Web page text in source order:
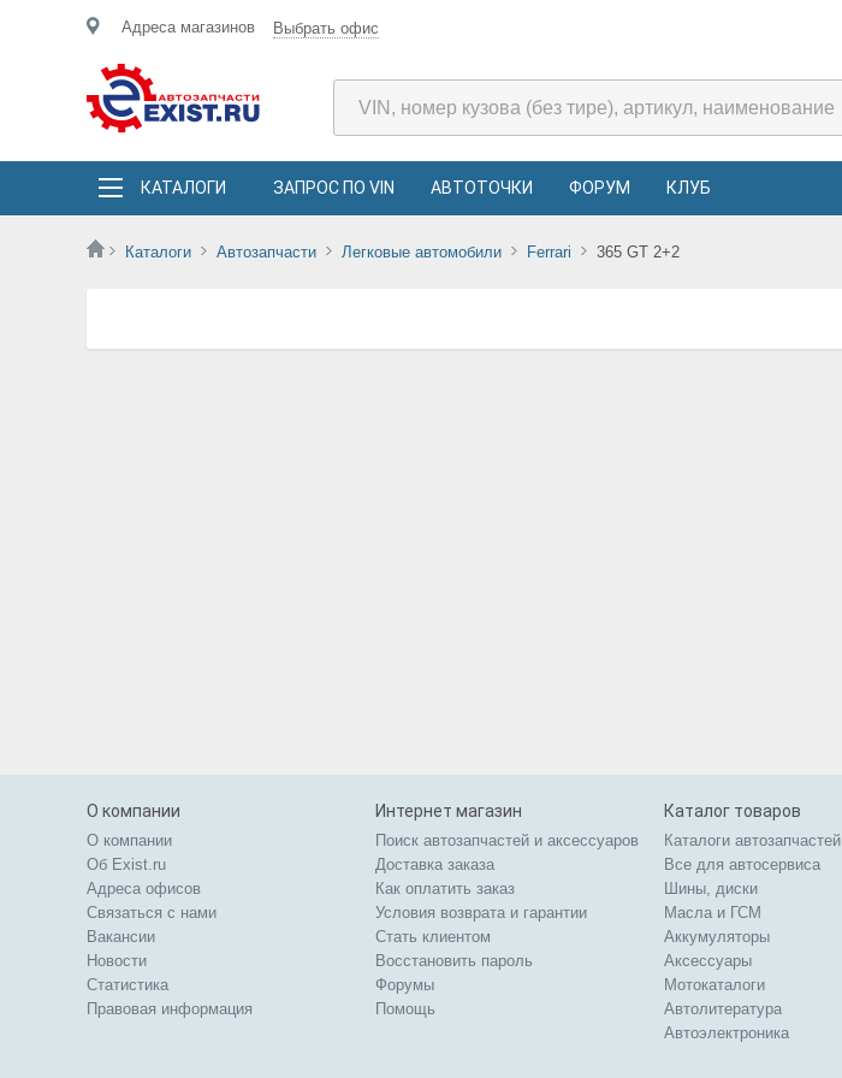
Адреса магазинов Выбрать офис
КАТАЛОГИ ЗАПРОС ПО VIN АВТОТОЧКИ ФОРУМ КЛУБ
Каталоги Автозапчасти Легковые автомобили Ferrari 365 GT 2+2
О компании
О компании
Об Exist.ru
Адреса офисов
Связаться с нами
Вакансии
Новости
Статистика
Правовая информация
Интернет магазин
Поиск автозапчастей и аксессуаров
Доставка заказа
Как оплатить заказ
Условия возврата и гарантии
Стать клиентом
Восстановить пароль
Форумы
Помощь
Каталог товаров
Каталоги автозапчастей
Все для автосервиса
Шины, диски
Масла и ГСМ
Аккумуляторы
Аксессуары
Мотокаталоги
Автолитература
Автоэлектроника